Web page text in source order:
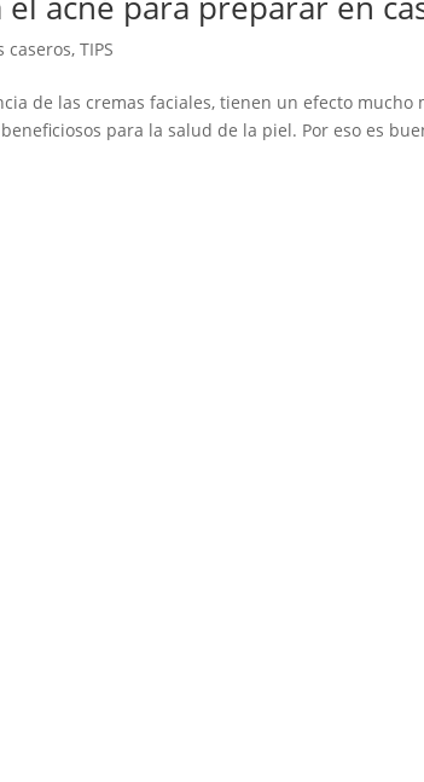
caseros,TIPS
de las cremas faciales, tienen un efecto mucho
para la salud de la piel. Por eso es